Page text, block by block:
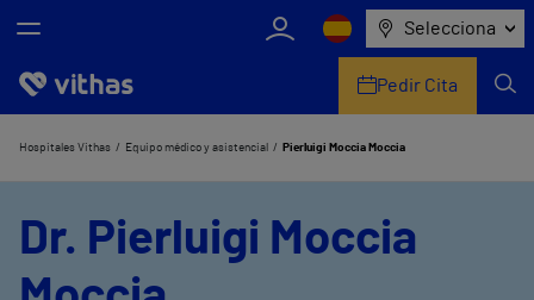
Selecciona
Nosotros
Pedir Cita
Hospitales Vithas Equipo médico y asistencial Pierluigi Moccia Moccia
Dr. Pierluigi Moccia